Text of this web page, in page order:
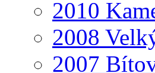
2010
2008
2007